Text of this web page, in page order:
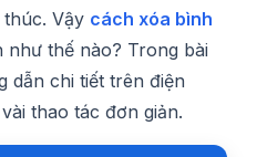
Vậy cách xóa bình
như thế nào? Trong bài
dẫn chi tiết trên điện
thao tác đơn giản.